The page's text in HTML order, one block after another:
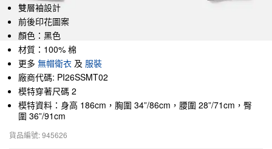
雙層袖設計
前後印花圖案
顏色：黑色
材質：100% 棉
更多 無帽衛衣 及 服裝
廠商代碼: PI26SSMT02
模特穿著尺碼 2
模特資料：身高 186cm，胸圍 34”/86cm，腰圍 28”/71cm，臀
圍 36”/91cm
貨品編號: 945626